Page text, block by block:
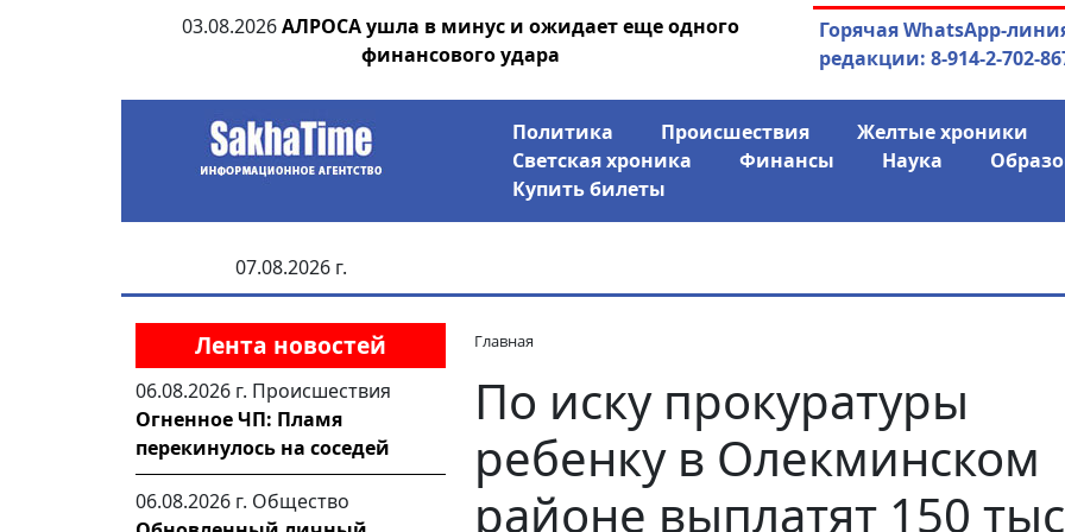
03.08.2026 АЛРОСА ушла в минус и ожидает еще одного
финансового удара
04.08.2026Маринычев у
Горячая WhatsApp-
редакции: 8-914-2-702-
Политика Происшествия Желтые хроники
Светская хроника
Финансы Наука
Купить билеты
07.08.2026 г.
Лента новостей
06.08.2026 г. Происшествия
Огненное ЧП: Пламя
перекинулось на соседей
06.08.2026 г. Общество
Главная
По иску прокуратуры
ребенку в Олекминском
районе выплатят 150